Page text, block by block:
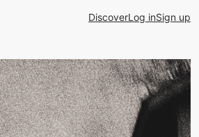
DiscoverLog inSign up